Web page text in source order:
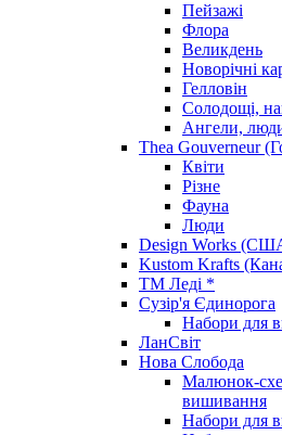
Пейзажі
Флора
Великдень
Новорічні
Гелловін
Солодощі,
Ангели,
Thea Gouverneur
Квіти
Різне
Фауна
Люди
Design Works
Kustom Krafts
ТМ Леді *
Сузір'я Єдинорога
Набори для
ЛанСвіт
Нова Слобода
Малюнок-
вишивання
Набори для